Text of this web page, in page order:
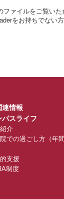
ファイルをご覧い
をお持ちでない
連情報
パスライフ
介
での過ごし方（年
支援
制度